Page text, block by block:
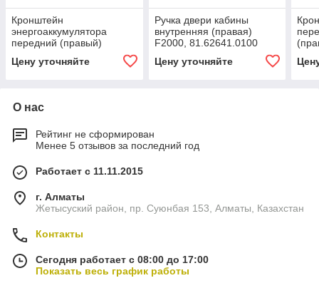
Кронштейн
энергоаккумулятора
передний (правый)
Цену уточняйте
Ручка двери кабины
внутренняя (правая)
F2000, 81.62641.0100
Цену уточняйте
О нас
Рейтинг не сформирован
Менее 5 отзывов за последний год
Работает с 11.11.2015
г. Алматы
Жетысуский район, пр. Суюнбая 153, Алматы, Казахстан
Контакты
Сегодня работает с 08:00 до 17:00
Показать весь график работы